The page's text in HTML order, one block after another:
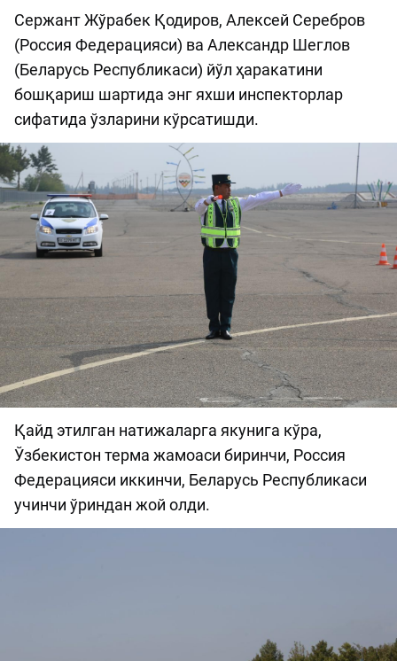
Сержант Жўрабек Қодиров, Алексей Серебров
(Россия Федерацияси) ва Александр Шеглов
(Беларусь Республикаси) йўл ҳаракатини
бошқариш шартида энг яхши инспекторлар
сифатида ўзларини кўрсатишди.
Қайд этилган натижаларга якунига кўра,
Ўзбекистон терма жамоаси биринчи, Россия
Федерацияси иккинчи, Беларусь Республикаси
учинчи ўриндан жой олди.